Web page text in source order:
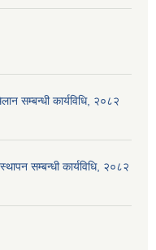
सम्बन्धी कार्यविधि, २०८२
सम्बन्धी कार्यविधि, २०८२